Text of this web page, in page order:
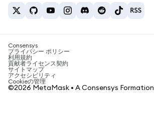
お問い合わせ
ETH→USDT
USDTの購入
SHIBの購入
BNBの購入
税制関連ニュース
暗号資産の購入方法は？
ビットコインを売るには？
Consensys
プライバシー ポリシー
利用規約
貢献者ライセンス契約
サイトマップ
アクセシビリティ
Cookieの管理
©2026 MetaMask • A Consensys Formation